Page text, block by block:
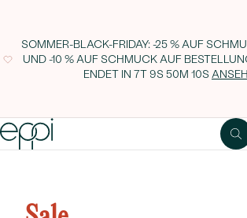
SOMMER-BLACK-FRIDAY: -25 % AUF
UND -10 % AUF SCHMUCK AUF
ENDET IN7T 9S 50M 9S
Symbol Yin Yang